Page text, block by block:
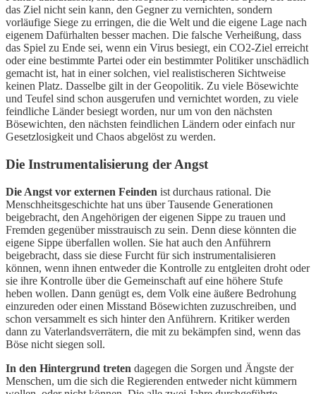
das Ziel nicht sein kann, den Gegner zu vernichten, sondern
vorläufige Siege zu erringen, die die Welt und die eigene Lage nach
eigenem Dafürhalten besser machen. Die falsche Verheißung, dass
das Spiel zu Ende sei, wenn ein Virus besiegt, ein CO2-Ziel erreicht
oder eine bestimmte Partei oder ein bestimmter Politiker unschädlich
gemacht ist, hat in einer solchen, viel realistischeren Sichtweise
keinen Platz. Dasselbe gilt in der Geopolitik. Zu viele Bösewichte
und Teufel sind schon ausgerufen und vernichtet worden, zu viele
feindliche Länder besiegt worden, nur um von den nächsten
Bösewichten, den nächsten feindlichen Ländern oder einfach nur
Gesetzlosigkeit und Chaos abgelöst zu werden.
Die Instrumentalisierung der Angst
Die Angst vor externen Feinden ist durchaus rational. Die
Menschheitsgeschichte hat uns über Tausende Generationen
beigebracht, den Angehörigen der eigenen Sippe zu trauen und
Fremden gegenüber misstrauisch zu sein. Denn diese könnten die
eigene Sippe überfallen wollen. Sie hat auch den Anführern
beigebracht, dass sie diese Furcht für sich instrumentalisieren
können, wenn ihnen entweder die Kontrolle zu entgleiten droht oder
sie ihre Kontrolle über die Gemeinschaft auf eine höhere Stufe
heben wollen. Dann genügt es, dem Volk eine äußere Bedrohung
einzureden oder einen Misstand Bösewichten zuzuschreiben, und
schon versammelt es sich hinter den Anführern. Kritiker werden
dann zu Vaterlandsverrätern, die mit zu bekämpfen sind, wenn das
Böse nicht siegen soll.
In den Hintergrund treten dagegen die Sorgen und Ängste der
Menschen, um die sich die Regierenden entweder nicht kümmern